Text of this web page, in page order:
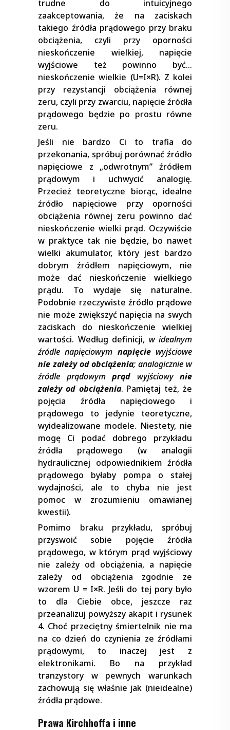
trudne do intuicyjnego
zaakceptowania, że na zaciskach
takiego źródła prądowego przy braku
obciążenia, czyli przy oporności
nieskończenie wielkiej, napięcie
wyjściowe też powinno być…
nieskończenie wielkie (U=I×R). Z kolei
przy rezystancji obciążenia równej
zeru, czyli przy zwarciu, napięcie źródła
prądowego będzie po prostu równe
zeru.
Jeśli nie bardzo Ci to trafia do
przekonania, spróbuj porównać źródło
napięciowe z „odwrotnym” źródłem
prądowym i uchwycić analogię.
Przecież teoretyczne biorąc, idealne
źródło napięciowe przy oporności
obciążenia równej zeru powinno dać
nieskończenie wielki prąd. Oczywiście
w praktyce tak nie będzie, bo nawet
wielki akumulator, który jest bardzo
dobrym źródłem napięciowym, nie
może dać nieskończenie wielkiego
prądu. To wydaje się naturalne.
Podobnie rzeczywiste źródło prądowe
nie może zwiększyć napięcia na swych
zaciskach do nieskończenie wielkiej
wartości. Według definicji, w idealnym
źródle napięciowym napięciewyjściowe
nie zależy od obciążenia; analogicznie w
źródle prądowym prąd wyjściowy nie
zależy od obciążenia. Pamiętaj też, że
pojęcia źródła napięciowego i
prądowego to jedynie teoretyczne,
wyidealizowane modele. Niestety, nie
mogę Ci podać dobrego przykładu
źródła prądowego (w analogii
hydraulicznej odpowiednikiem źródła
prądowego byłaby pompa o stałej
wydajności, ale to chyba nie jest
pomoc w zrozumieniu omawianej
kwestii).
Pomimo braku przykładu, spróbuj
przyswoić sobie pojęcie źródła
prądowego, w którym prąd wyjściowy
nie zależy od obciążenia, a napięcie
zależy od obciążenia zgodnie ze
wzorem U = I×R. Jeśli do tej pory było
to dla Ciebie obce, jeszcze raz
przeanalizuj powyższy akapit i rysunek
4. Choć przeciętny śmiertelnik nie ma
na co dzień do czynienia ze źródłami
prądowymi, to inaczej jest z
elektronikami. Bo na przykład
tranzystory w pewnych warunkach
zachowują się właśnie jak (nieidealne)
źródła prądowe.
Prawa Kirchhoffa i inne